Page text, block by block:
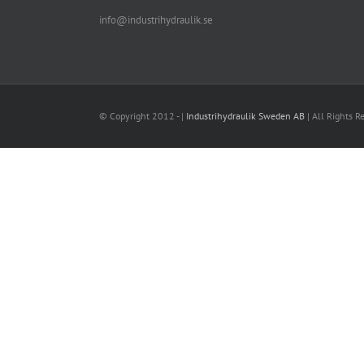
info@industrihydraulik.se
© Copyright 2012 - | Industrihydraulik Sweden AB | All Rights